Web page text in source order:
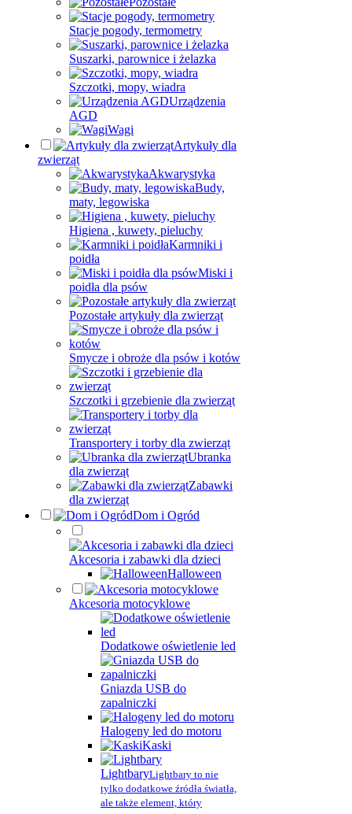
Stacje pogody, termometry
Suszarki, parownice i żelazka
Szczotki, mopy, wiadra
Urządzenia
AGD
Wagi
Artykuły dla
zwierząt
Akwarystyka
Budy,
maty, legowiska
Higiena , kuwety, pieluchy
Karmniki i
poidła
Miski i
poidła dla psów
Pozostałe artykuły dla zwierząt
Smycze i obroże dla psów i kotów
Szczotki i grzebienie dla zwierząt
Transportery i torby dla zwierząt
Ubranka
dla zwierząt
Zabawki
dla zwierząt
Dom i Ogród
Akcesoria i zabawki dla dzieci
Halloween
Akcesoria motocyklowe
Dodatkowe oświetlenie led
Gniazda USB do
zapalniczki
Halogeny led do motoru
Kaski
LightbaryLightbary to nie
tylko dodatkowe źródła światła,
ale także element, który